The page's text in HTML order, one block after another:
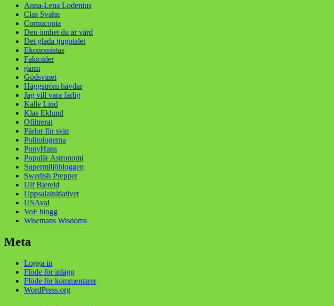
Anna-Lena Lodenius
Clas Svahn
Cornucopia
Den ömhet du är värd
Det glada tjugotalet
Ekonomistas
Faktoider
garm
Gödsvinet
Häggström hävdar
Jag vill vara farlig
Kalle Lind
Klas Eklund
Ofiltrerat
Pärlor för svin
Politologerna
PonyHans
Populär Astronomi
Supermiljöbloggen
Swedish Prepper
Ulf Bjereld
Uppsalainitiativet
USAval
VoF blogg
Wisemans Wisdoms
Meta
Logga in
Flöde för inlägg
Flöde för kommentarer
WordPress.org